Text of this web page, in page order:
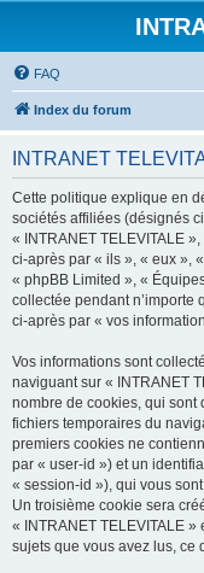
FAQ
Index du forum
INTRANET
Cette politique explique en
sociétés affiliées (désignés
« INTRANET TELEVITALE
ci-après par « ils », « eux »,
« phpBB Limited », «
collectée pendant n’importe
ci-après par « vos
Vos informations sont
naviguant sur « INTRANET
nombre de cookies, qui sont
fichiers temporaires du
premiers cookies ne
par « user-id ») et un
« session-id »), qui vous
Un troisième cookie sera
« INTRANET TELEVITALE
sujets que vous avez lus, ce